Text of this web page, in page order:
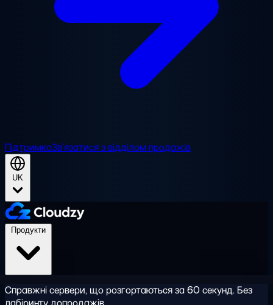
ПідтримкаЗв'язатися з відділом продажів
UK
Справжні сервери, що розгортаються за 60 секунд. Без